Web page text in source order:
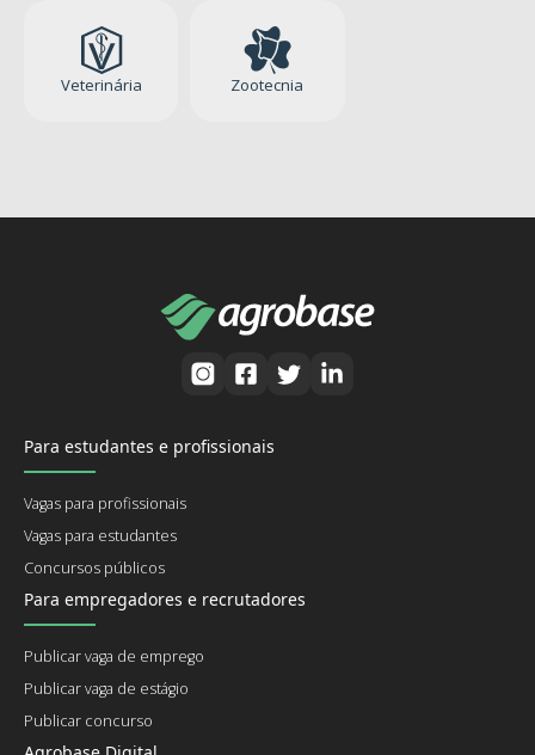
Veterinária Zootecnia
Para estudantes e profissionais
Vagas para profissionais
Vagas para estudantes
Concursos públicos
Para empregadores e recrutadores
Publicar vaga de emprego
Publicar vaga de estágio
Publicar concurso